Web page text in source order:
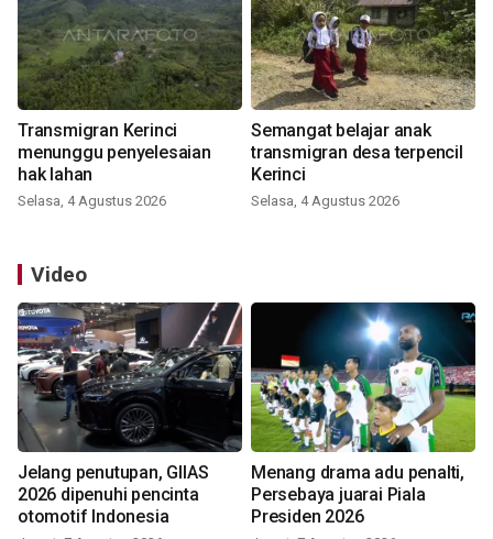
Transmigran Kerinci
menunggu penyelesaian
hak lahan
Selasa, 4 Agustus 2026
Semangat belajar anak
transmigran desa terpencil
Kerinci
Selasa, 4 Agustus 2026
Video
Jelang penutupan, GIIAS
2026 dipenuhi pencinta
otomotif Indonesia
Menang drama adu penalti,
Persebaya juarai Piala
Presiden 2026